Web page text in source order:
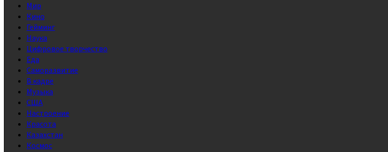
Мир
Кино
Гейминг
Наука
Цифровое творчество
Еда
Саморазвитие
В кадре
Музыка
США
Настроение
Красота
Казахстан
Космос